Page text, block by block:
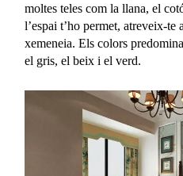
moltes teles com la llana, el
l’espai t’ho permet, atreveix-te
xemeneia. Els colors
el gris, el beix i el verd.